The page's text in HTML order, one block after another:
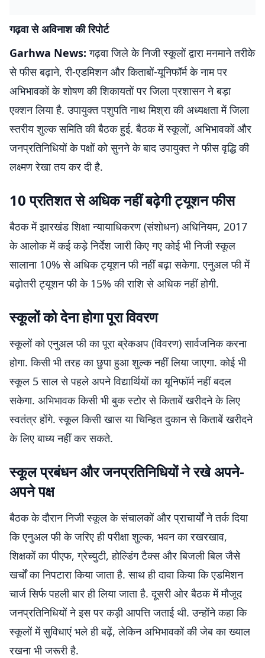
गढ़वा से अविनाश की रिपोर्ट
Garhwa News:गढ़वा जिले के निजी स्कूलों द्वारा मनमाने तरीके
से फीस बढ़ाने, री-एडमिशन और किताबों-यूनिफॉर्म के नाम पर
अभिभावकों के शोषण की शिकायतों पर जिला प्रशासन ने बड़ा
एक्शन लिया है. उपायुक्त पशुपति नाथ मिश्रा की अध्यक्षता में जिला
स्तरीय शुल्क समिति की बैठक हुई. बैठक में स्कूलों, अभिभावकों और
जनप्रतिनिधियों के पक्षों को सुनने के बाद उपायुक्त ने फीस वृद्धि की
लक्ष्मण रेखा तय कर दी है.
10 प्रतिशत से अधिक नहीं बढ़ेगी ट्यूशन फीस
बैठक में झारखंड शिक्षा न्यायाधिकरण (संशोधन) अधिनियम, 2017
के आलोक में कई कड़े निर्देश जारी किए गए कोई भी निजी स्कूल
सालाना 10% से अधिक ट्यूशन फी नहीं बढ़ा सकेगा. एनुअल फी में
बढ़ोतरी ट्यूशन फी के 15% की राशि से अधिक नहीं होगी.
स्कूलों को देना होगा पूरा विवरण
स्कूलों को एनुअल फी का पूरा ब्रेकअप (विवरण) सार्वजनिक करना
होगा. किसी भी तरह का छुपा हुआ शुल्क नहीं लिया जाएगा. कोई भी
स्कूल 5 साल से पहले अपने विद्यार्थियों का यूनिफॉर्म नहीं बदल
सकेगा. अभिभावक किसी भी बुक स्टोर से किताबें खरीदने के लिए
स्वतंत्र होंगे. स्कूल किसी खास या चिन्हित दुकान से किताबें खरीदने
के लिए बाध्य नहीं कर सकते.
स्कूल प्रबंधन और जनप्रतिनिधियों ने रखे अपने-
अपने पक्ष
बैठक के दौरान निजी स्कूल के संचालकों और प्राचार्यों ने तर्क दिया
कि एनुअल फी के जरिए ही परीक्षा शुल्क, भवन का रखरखाव,
शिक्षकों का पीएफ, ग्रेच्युटी, होल्डिंग टैक्स और बिजली बिल जैसे
खर्चों का निपटारा किया जाता है. साथ ही दावा किया कि एडमिशन
चार्ज सिर्फ पहली बार ही लिया जाता है. दूसरी ओर बैठक में मौजूद
जनप्रतिनिधियों ने इस पर कड़ी आपत्ति जताई थी. उन्होंने कहा कि
स्कूलों में सुविधाएं भले ही बढ़ें, लेकिन अभिभावकों की जेब का ख्याल
रखना भी जरूरी है.